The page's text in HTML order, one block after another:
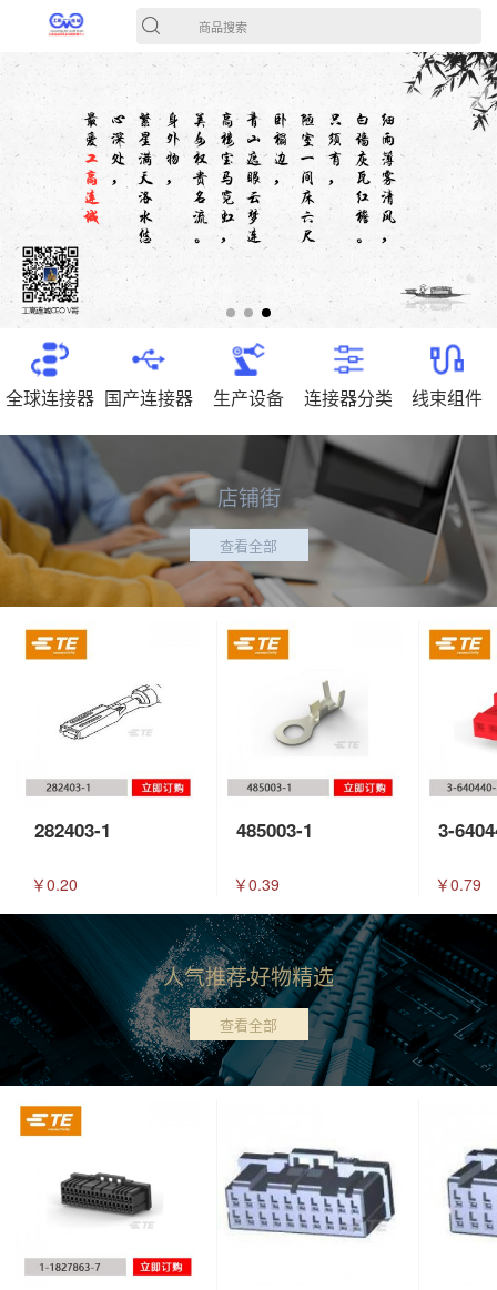
商品搜索
全球连接器 国产连接器 生产设备 连接器分类 线束组件
店铺街
查看全部
282403-1
￥0.20
485003-1
￥0.39
3-
￥0.79
人气推荐好物精选
查看全部